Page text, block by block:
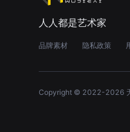
人人都是艺术家
品牌素材 隐私政策
Copyright © 2022-2026